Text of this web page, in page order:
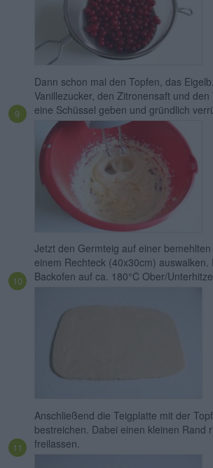
Dann schon mal den Topfen, das
Vanillezucker, den Zitronensaft und den
eine Schüssel geben und gründlich
Jetzt den Germteig auf einer
einem Rechteck (40x30cm) auswalken.
Backofen auf ca. 180°C Ober/
Anschließend die Teigplatte mit der
bestreichen. Dabei einen kleinen Rand
freilassen.